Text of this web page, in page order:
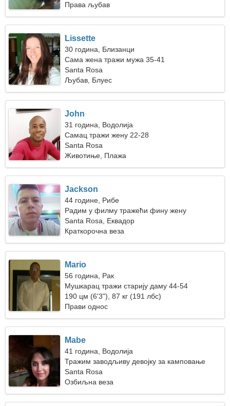
Права љубав
Lissette
30 година, Близанци
Сама жена тражи мужа 35-41
Santa Rosa
Љубав, Блуес
John
31 година, Водолија
Самац тражи жену 22-28
Santa Rosa
Животиње, Плажа
Jackson
44 године, Рибе
Радим у филму тражећи фину жену
Santa Rosa, Еквадор
Краткорочна веза
Mario
56 година, Рак
Мушкарац тражи старију даму 44-54
190 цм (6'3"), 87 кг (191 лбс)
Прави однос
Mabe
41 година, Водолија
Тражим заводљиву девојку за камповање
Santa Rosa
Озбиљна веза